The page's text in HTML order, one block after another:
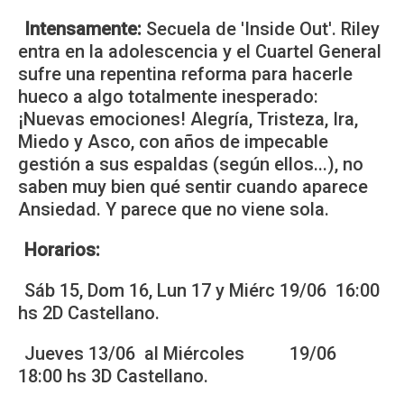
Intensamente: Secuela de 'Inside Out'. Riley
entra en la adolescencia y el Cuartel General
sufre una repentina reforma para hacerle
hueco a algo totalmente inesperado:
¡Nuevas emociones! Alegría, Tristeza, Ira,
Miedo y Asco, con años de impecable
gestión a sus espaldas (según ellos...), no
saben muy bien qué sentir cuando aparece
Ansiedad. Y parece que no viene sola.
Horarios:
Sáb 15, Dom 16, Lun 17 y Miérc 19/06 16:00
hs 2D Castellano.
Jueves 13/06 al Miércoles 19/06
18:00 hs 3D Castellano.